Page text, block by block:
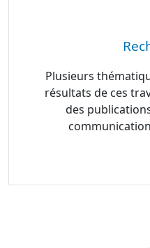
Plusieurs
résultats de ces
des